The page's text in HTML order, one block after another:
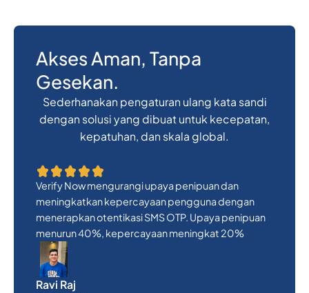
Akses Aman, Tanpa
Gesekan.
Sederhanakan pengaturan ulang kata sandi
dengan solusi yang dibuat untuk kecepatan,
kepatuhan, dan skala global.
Verify Now mengurangi upaya penipuan dan
meningkatkan kepercayaan pengguna dengan
menerapkan otentikasi SMS OTP. Upaya penipuan
menurun 40%, kepercayaan meningkat 20%
Ravi Raj